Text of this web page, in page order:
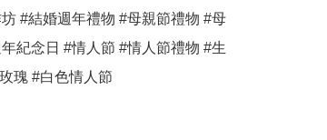
#結婚週年禮物 #母親節禮物 #母
紀念日 #情人節 #情人節禮物 #生
瑰 #白色情人節